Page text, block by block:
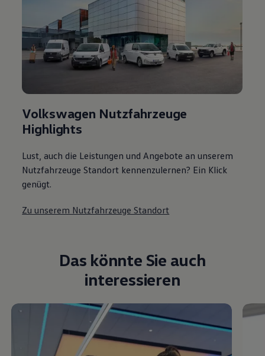
Volkswagen Nutzfahrzeuge
Highlights
Lust, auch die Leistungen und Angebote an unserem
Nutzfahrzeuge Standort kennenzulernen? Ein Klick
genügt.
Zu unserem Nutzfahrzeuge Standort
Das könnte Sie auch
interessieren